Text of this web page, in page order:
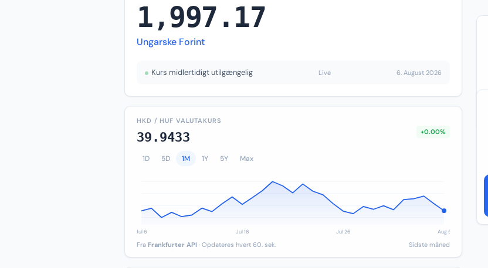
1,997.17
Ungarske Forint
Kurs midlertidigt utilgængelig Live 6. August 2026
HKD / HUF VALUTAKURS
39.9433 +0.00%
1D 5D 1M 1Y 5Y Max
Fra Frankfurter API · Opdateres hvert 60. sek. Sidste måned